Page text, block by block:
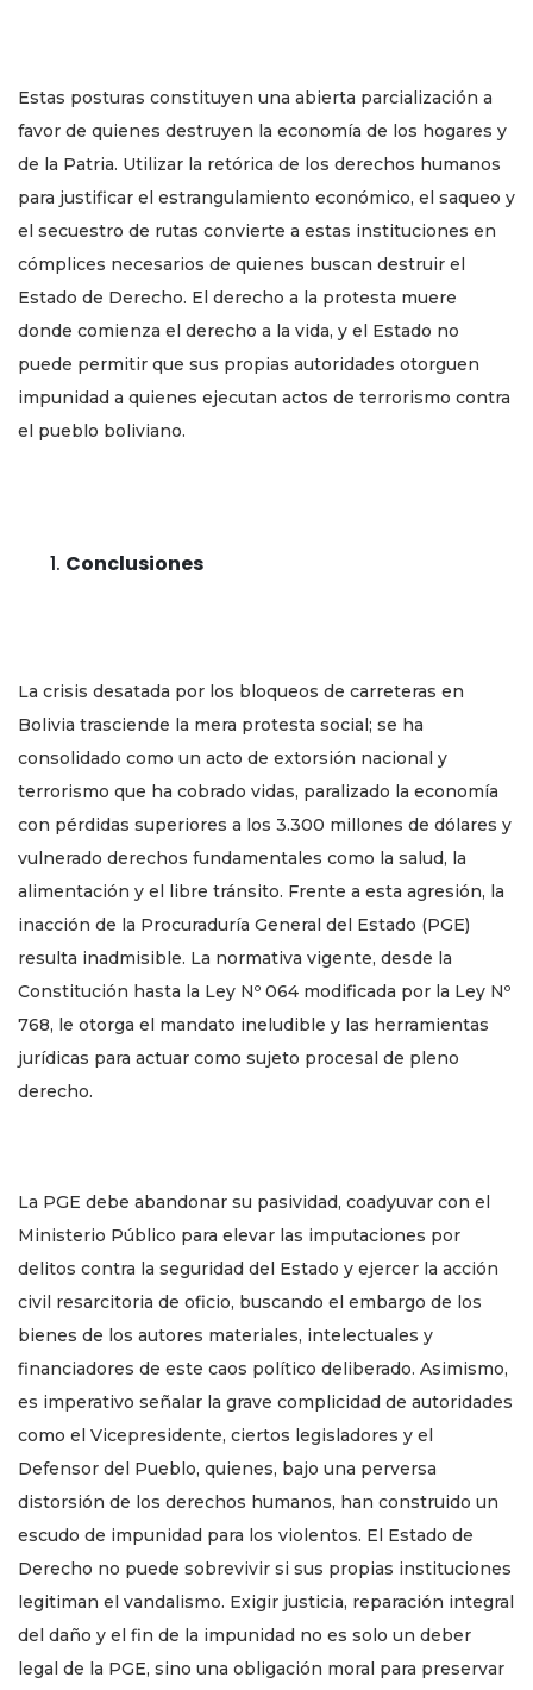
Estas posturas constituyen una abierta parcialización a
favor de quienes destruyen la economía de los hogares y
de la Patria. Utilizar la retórica de los derechos humanos
para justificar el estrangulamiento económico, el saqueo y
el secuestro de rutas convierte a estas instituciones en
cómplices necesarios de quienes buscan destruir el
Estado de Derecho. El derecho a la protesta muere
donde comienza el derecho a la vida, y el Estado no
puede permitir que sus propias autoridades otorguen
impunidad a quienes ejecutan actos de terrorismo contra
el pueblo boliviano.
Conclusiones
La crisis desatada por los bloqueos de carreteras en
Bolivia trasciende la mera protesta social; se ha
consolidado como un acto de extorsión nacional y
terrorismo que ha cobrado vidas, paralizado la economía
con pérdidas superiores a los 3.300 millones de dólares y
vulnerado derechos fundamentales como la salud, la
alimentación y el libre tránsito. Frente a esta agresión, la
inacción de la Procuraduría General del Estado (PGE)
resulta inadmisible. La normativa vigente, desde la
Constitución hasta la Ley Nº 064 modificada por la Ley Nº
768, le otorga el mandato ineludible y las herramientas
jurídicas para actuar como sujeto procesal de pleno
derecho.
La PGE debe abandonar su pasividad, coadyuvar con el
Ministerio Público para elevar las imputaciones por
delitos contra la seguridad del Estado y ejercer la acción
civil resarcitoria de oficio, buscando el embargo de los
bienes de los autores materiales, intelectuales y
financiadores de este caos político deliberado. Asimismo,
es imperativo señalar la grave complicidad de autoridades
como el Vicepresidente, ciertos legisladores y el
Defensor del Pueblo, quienes, bajo una perversa
distorsión de los derechos humanos, han construido un
escudo de impunidad para los violentos. El Estado de
Derecho no puede sobrevivir si sus propias instituciones
legitiman el vandalismo. Exigir justicia, reparación integral
del daño y el fin de la impunidad no es solo un deber
legal de la PGE, sino una obligación moral para preservar